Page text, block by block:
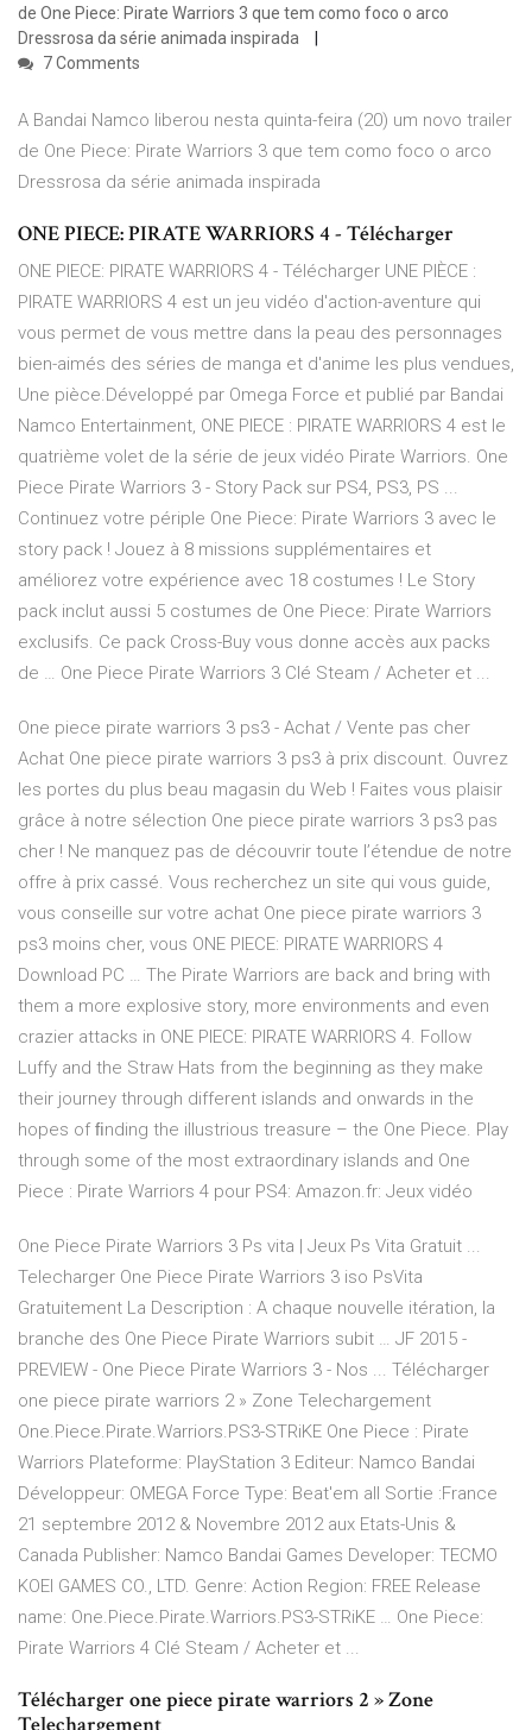
de One Piece: Pirate Warriors 3 que tem como foco o arco
Dressrosa da série animada inspirada
7 Comments
A Bandai Namco liberou nesta quinta-feira (20) um novo trailer
de One Piece: Pirate Warriors 3 que tem como foco o arco
Dressrosa da série animada inspirada
ONE PIECE: PIRATE WARRIORS 4 - Télécharger
ONE PIECE: PIRATE WARRIORS 4 - Télécharger UNE PIÈCE :
PIRATE WARRIORS 4 est un jeu vidéo d'action-aventure qui
vous permet de vous mettre dans la peau des personnages
bien-aimés des séries de manga et d'anime les plus vendues,
Une pièce.Développé par Omega Force et publié par Bandai
Namco Entertainment, ONE PIECE : PIRATE WARRIORS 4 est le
quatrième volet de la série de jeux vidéo Pirate Warriors. One
Piece Pirate Warriors 3 - Story Pack sur PS4, PS3, PS ...
Continuez votre périple One Piece: Pirate Warriors 3 avec le
story pack ! Jouez à 8 missions supplémentaires et
améliorez votre expérience avec 18 costumes ! Le Story
pack inclut aussi 5 costumes de One Piece: Pirate Warriors
exclusifs. Ce pack Cross-Buy vous donne accès aux packs
de … One Piece Pirate Warriors 3 Clé Steam / Acheter et ...
One piece pirate warriors 3 ps3 - Achat / Vente pas cher
Achat One piece pirate warriors 3 ps3 à prix discount. Ouvrez
les portes du plus beau magasin du Web ! Faites vous plaisir
grâce à notre sélection One piece pirate warriors 3 ps3 pas
cher ! Ne manquez pas de découvrir toute l’étendue de notre
offre à prix cassé. Vous recherchez un site qui vous guide,
vous conseille sur votre achat One piece pirate warriors 3
ps3 moins cher, vous ONE PIECE: PIRATE WARRIORS 4
Download PC … The Pirate Warriors are back and bring with
them a more explosive story, more environments and even
crazier attacks in ONE PIECE: PIRATE WARRIORS 4. Follow
Luffy and the Straw Hats from the beginning as they make
their journey through different islands and onwards in the
hopes of ﬁnding the illustrious treasure – the One Piece. Play
through some of the most extraordinary islands and One
Piece : Pirate Warriors 4 pour PS4: Amazon.fr: Jeux vidéo
One Piece Pirate Warriors 3 Ps vita | Jeux Ps Vita Gratuit ...
Telecharger One Piece Pirate Warriors 3 iso PsVita
Gratuitement La Description : A chaque nouvelle itération, la
branche des One Piece Pirate Warriors subit … JF 2015 -
PREVIEW - One Piece Pirate Warriors 3 - Nos ... Télécharger
one piece pirate warriors 2 » Zone Telechargement
One.Piece.Pirate.Warriors.PS3-STRiKE One Piece : Pirate
Warriors Plateforme: PlayStation 3 Editeur: Namco Bandai
Développeur: OMEGA Force Type: Beat'em all Sortie :France
21 septembre 2012 & Novembre 2012 aux Etats-Unis &
Canada Publisher: Namco Bandai Games Developer: TECMO
KOEI GAMES CO., LTD. Genre: Action Region: FREE Release
name: One.Piece.Pirate.Warriors.PS3-STRiKE … One Piece:
Pirate Warriors 4 Clé Steam / Acheter et ...
Télécharger one piece pirate warriors 2 » Zone